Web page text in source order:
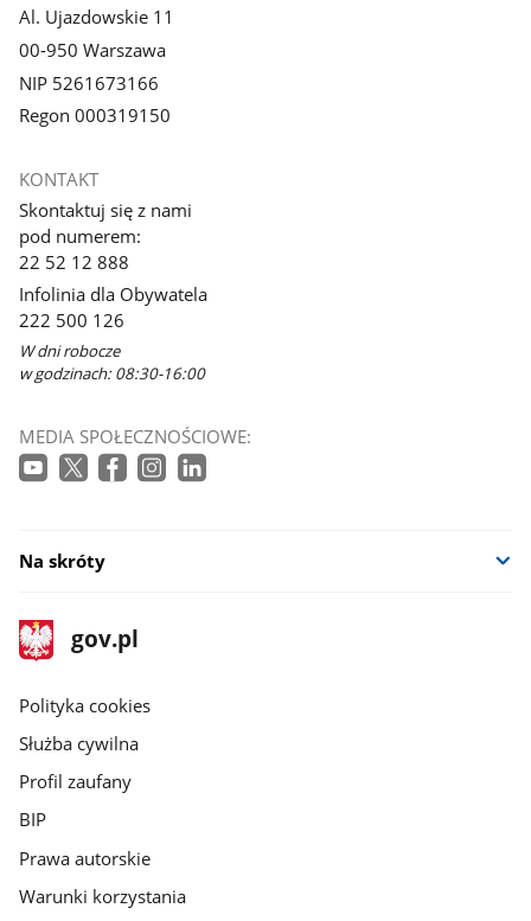
Al. Ujazdowskie 11
00-950 Warszawa
NIP 5261673166
Regon 000319150
KONTAKT
Skontaktuj się z nami
pod numerem:
22 52 12 888
Infolinia dla Obywatela
222 500 126
W dni robocze
w godzinach: 08:30-16:00
MEDIA SPOŁECZNOŚCIOWE:
Na skróty
stopka
gov.pl
Strona
gov.pl
gov.pl
Polityka cookies
Służba cywilna
Profil zaufany
BIP
Prawa autorskie
Warunki korzystania